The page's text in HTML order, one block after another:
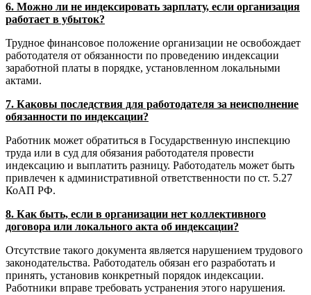
6. Можно ли не индексировать зарплату, если организация
работает в убыток?
Трудное финансовое положение организации не освобождает
работодателя от обязанности по проведению индексации
заработной платы в порядке, установленном локальными
актами.
7. Каковы последствия для работодателя за неисполнение
обязанности по индексации?
Работник может обратиться в Государственную инспекцию
труда или в суд для обязания работодателя провести
индексацию и выплатить разницу. Работодатель может быть
привлечен к административной ответственности по ст. 5.27
КоАП РФ.
8. Как быть, если в организации нет коллективного
договора или локального акта об индексации?
Отсутствие такого документа является нарушением трудового
законодательства. Работодатель обязан его разработать и
принять, установив конкретный порядок индексации.
Работники вправе требовать устранения этого нарушения.